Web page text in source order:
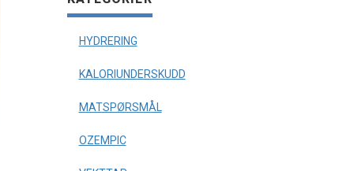
HYDRERING
KALORIUNDERSKUDD
MATSPØRSMÅL
OZEMPIC